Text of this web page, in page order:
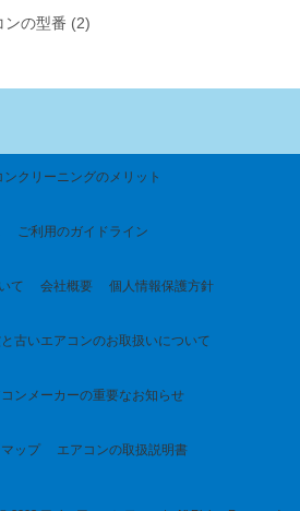
ンの型番 (2)
ンクリーニングのメリット
ご利用のガイドライン
て 会社概要 個人情報保護方針
古いエアコンのお取扱いについて
コンメーカーの重要なお知らせ
ップ エアコンの取扱説明書